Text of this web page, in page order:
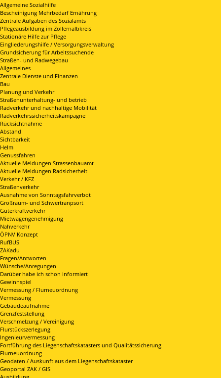
Allgemeine Sozialhilfe
Bescheinigung Mehrbedarf Ernährung
Zentrale Aufgaben des Sozialamts
Pflegeausbildung im Zollernalbkreis
Stationäre Hilfe zur Pflege
Eingliederungshilfe / Versorgungsverwaltung
Grundsicherung für Arbeitssuchende
Straßen- und Radwegebau
Allgemeines
Zentrale Dienste und Finanzen
Bau
Planung und Verkehr
Straßenunterhaltung- und betrieb
Radverkehr und nachhaltige Mobilität
Radverkehrssicherheitskampagne
Rücksichtnahme
Abstand
Sichtbarkeit
Helm
Genussfahren
Aktuelle Meldungen Strassenbauamt
Aktuelle Meldungen Radsicherheit
Verkehr / KFZ
Straßenverkehr
Ausnahme von Sonntagsfahrverbot
Großraum- und Schwertranpsort
Güterkraftverkehr
Mietwagengenehmigung
Nahverkehr
ÖPNV Konzept
RufBUS
ZAKadu
Fragen/Antworten
Wünsche/Anregungen
Darüber habe ich schon informiert
Gewinnspiel
Vermessung / Flurneuordnung
Vermessung
Gebäudeaufnahme
Grenzfeststellung
Verschmelzung / Vereinigung
Flurstückszerlegung
Ingenieurvermessung
Fortführung des Liegenschaftskatasters und Qualitätssicherung
Flurneuordnung
Geodaten / Auskunft aus dem Liegenschaftskataster
Geoportal ZAK / GIS